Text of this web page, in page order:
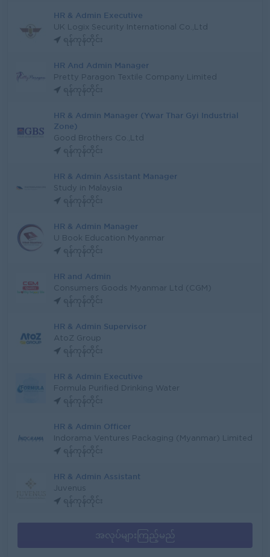
HR & Admin Executive
UK Logix Security International Co.,Ltd
ရန်ကုန်တိုင်း
HR And Admin Manager
Pretty Paragon Textile Company Limited
ရန်ကုန်တိုင်း
HR & Admin Manager (Ywar Thar Gyi Industrial
Zone)
Good Brothers Co.,Ltd
ရန်ကုန်တိုင်း
HR & Admin Assistant Manager
Study in Malaysia
ရန်ကုန်တိုင်း
HR & Admin Manager
U Book Education Myanmar
ရန်ကုန်တိုင်း
HR and Admin
Consumers Goods Myanmar Ltd (CGM)
ရန်ကုန်တိုင်း
HR & Admin Supervisor
AtoZ Group
ရန်ကုန်တိုင်း
HR & Admin Executive
Formula Purified Drinking Water
ရန်ကုန်တိုင်း
HR & Admin Officer
Indorama Ventures Packaging (Myanmar) Limited
ရန်ကုန်တိုင်း
HR & Admin Assistant
Juvenus
ရန်ကုန်တိုင်း
အလုပ်များကြည့်မည်